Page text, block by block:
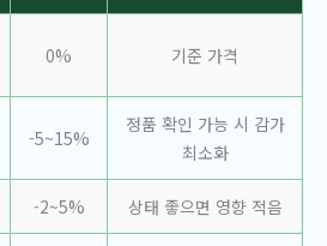
0% 기준 가격
-5~15%
정품 확인 가능 시 감가
최소화
-2~5% 상태 좋으면 영향 적음